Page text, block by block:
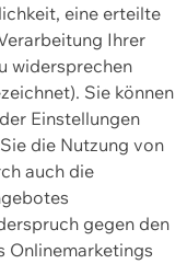
eine erteilte
Ihrer
widersprechen
Sie können
Einstellungen
die Nutzung von
auch die
gegen den
Onlinemarketings